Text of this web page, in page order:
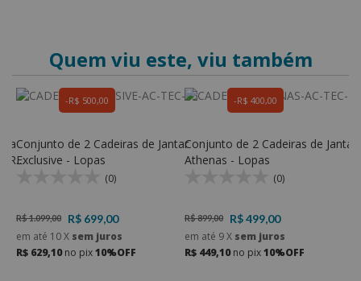
Quem viu este, viu também
R$ 500,00 R$ 400,00
Conjunto de 2 Cadeiras de Jantar
Exclusive - Lopas
(0)
R$ 1.099,00
R$ 699,00
em até 10X sem juros
R$ 629,10no pix10%OFF
Conjunto de 2 Cadeiras de Jantar
Athenas - Lopas
(0)
R$ 899,00
R$ 499,00
em até 9X sem juros
R$ 449,10no pix10%OFF